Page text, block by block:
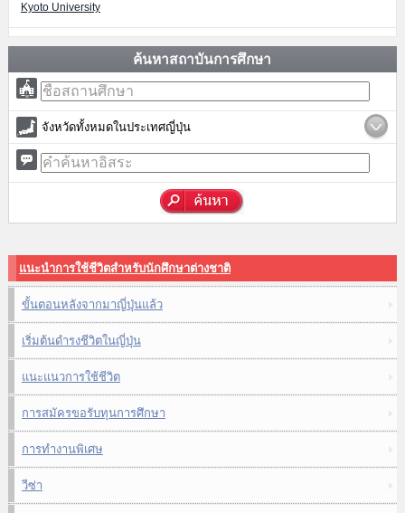
Kyoto University
ค้นหาสถาบันการศึกษา
จังหวัดทั้งหมดในประเทศญี่ปุ่น
แนะนำการใช้ชีวิตสำหรับนักศึกษาต่างชาติ
ขั้นตอนหลังจากมาญี่ปุ่นแล้ว
เริ่มต้นดำรงชีวิตในญี่ปุ่น
แนะแนวการใช้ชีวิต
การสมัครขอรับทุนการศึกษา
การทำงานพิเศษ
วีซ่า